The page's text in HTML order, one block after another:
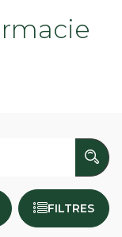
FILTRES